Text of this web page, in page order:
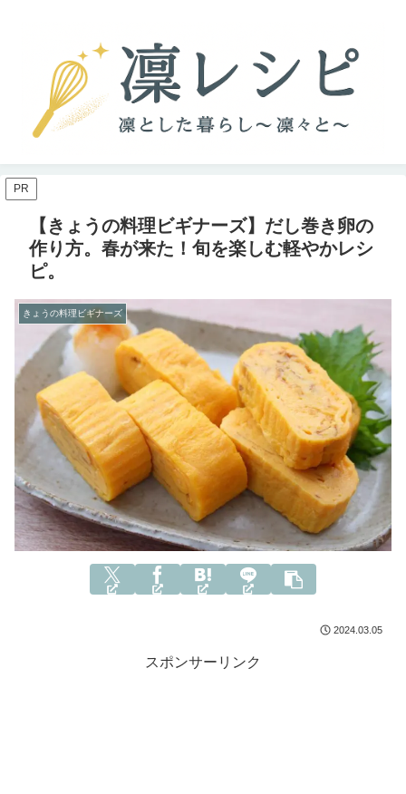
PR
【きょうの料理ビギナーズ】だし巻き卵の
作り方。春が来た！旬を楽しむ軽やかレシ
ピ。
きょうの料理ビギナーズ
2024.03.05
スポンサーリンク